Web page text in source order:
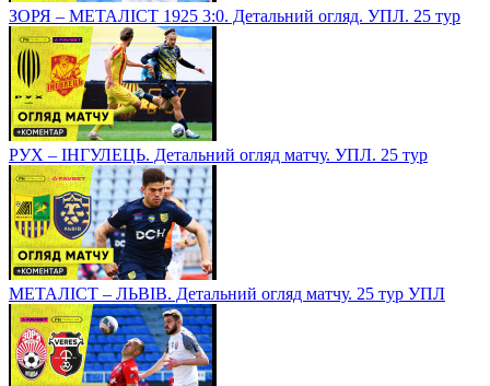
ЗОРЯ – МЕТАЛІСТ 1925 3:0. Детальний огляд. УПЛ. 25 тур
РУХ – ІНГУЛЕЦЬ. Детальний огляд матчу. УПЛ. 25 тур
МЕТАЛІСТ – ЛЬВІВ. Детальний огляд матчу. 25 тур УПЛ